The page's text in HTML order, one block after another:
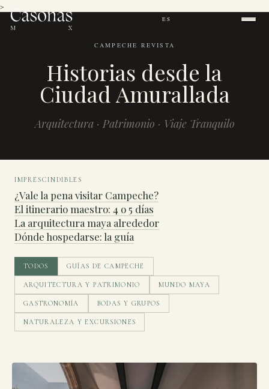
>
|ES
CAMPECHE REVISTA
Historias desde la
Ciudad Amurallada
Arquitectura · Patrimonio · Viaje Tranquilo
IMPRESCINDIBLES
¿Vale la pena visitar Campeche?
El itinerario maestro: 4 o 5 días
La arquitectura maya alrededor
Dónde hospedarse: la guía
TODOS GUÍAS DE CAMPECHE
ARQUITECTURA Y PATRIMONIO MUNDO MAYA
GASTRONOMÍA BODAS Y GRUPOS
NATURALEZA Y EXCURSIONES